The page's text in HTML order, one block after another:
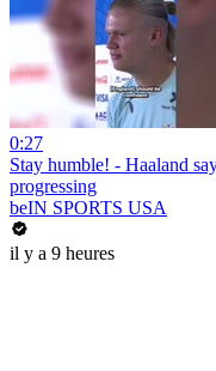
0:27
Stay humble! - Haaland
progressing
beIN SPORTS USA
il y a 9 heures